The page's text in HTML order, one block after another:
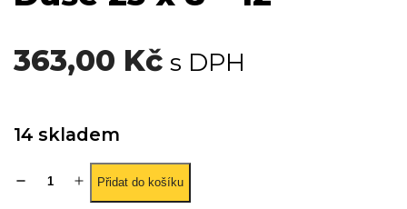
363,00 Kč s DPH
14 skladem
25
Přidat do košíku